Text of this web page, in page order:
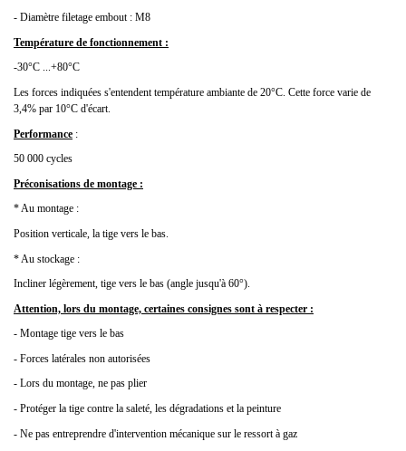
- Diamètre filetage embout : M8
Température de fonctionnement :
-30°C ...+80°C
Les forces indiquées s'entendent température ambiante de 20°C. Cette force varie de
3,4% par 10°C d'écart.
Performance :
50 000 cycles
Préconisations de montage :
* Au montage :
Position verticale, la tige vers le bas.
* Au stockage :
Incliner légèrement, tige vers le bas (angle jusqu'à 60°).
Attention, lors du montage, certaines consignes sont à respecter :
- Montage tige vers le bas
- Forces latérales non autorisées
- Lors du montage, ne pas plier
- Protéger la tige contre la saleté, les dégradations et la peinture
- Ne pas entreprendre d'intervention mécanique sur le ressort à gaz